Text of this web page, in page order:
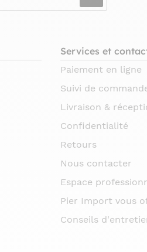
Services et
Paiement en ligne
Suivi de
Livraison &
Confidentialité
Retours
Nous contacter
Espace
Pier Import vous
Conseils